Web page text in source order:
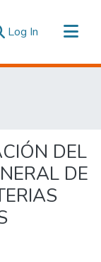
Log In (current)
DEL
DE